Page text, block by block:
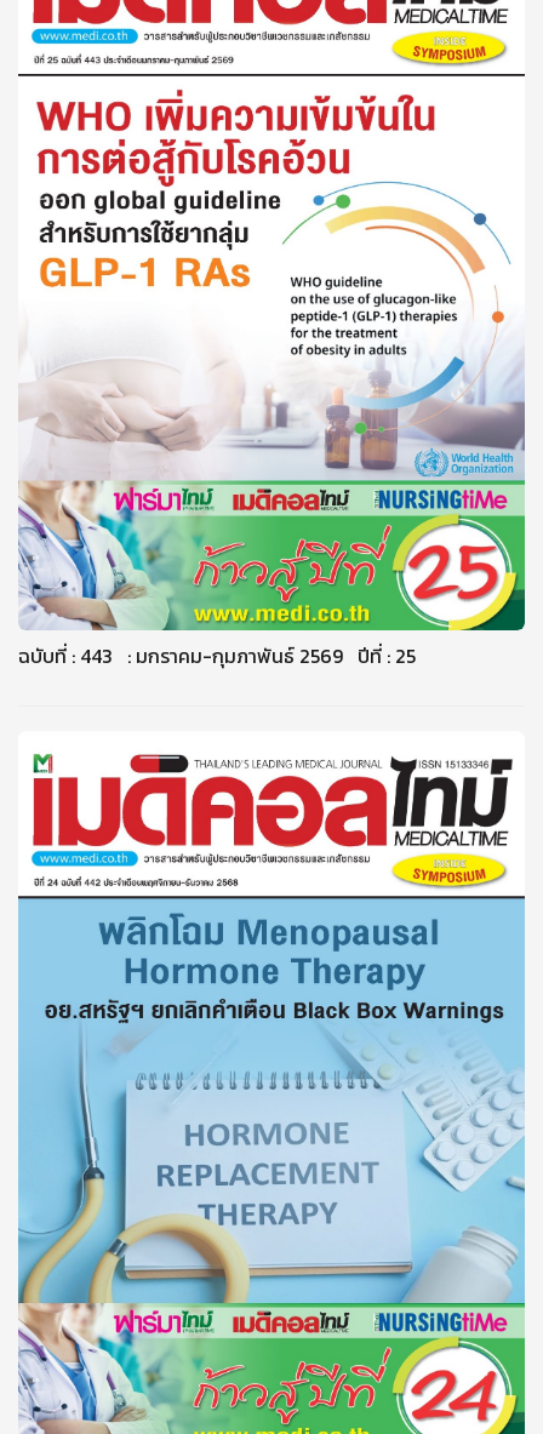
ฉบับที่ : 443 : มกราคม-กุมภาพันธ์ 2569 ปีที่ : 25